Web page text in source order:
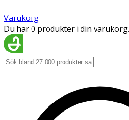
Varukorg
Du har 0 produkter i din varukorg.